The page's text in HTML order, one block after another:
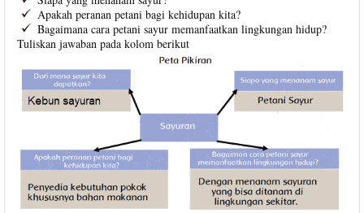
Apakah peranan petani bagi kehidupan kita?
Bagaimana cara petani sayur memanfaatkan lingkungan hidup?
Tuliskan jawaban pada kolom berikut